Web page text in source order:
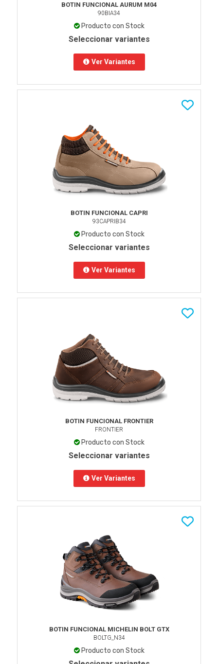
BOTIN FUNCIONAL AURUM M04
90BIA34
Producto con Stock
Seleccionar variantes
Ver Variantes
BOTIN FUNCIONAL CAPRI
93CAPRIB34
Producto con Stock
Seleccionar variantes
Ver Variantes
BOTIN FUNCIONAL FRONTIER
FRONTIER
Producto con Stock
Seleccionar variantes
Ver Variantes
BOTIN FUNCIONAL MICHELIN BOLT GTX
BOLTG_N34
Producto con Stock